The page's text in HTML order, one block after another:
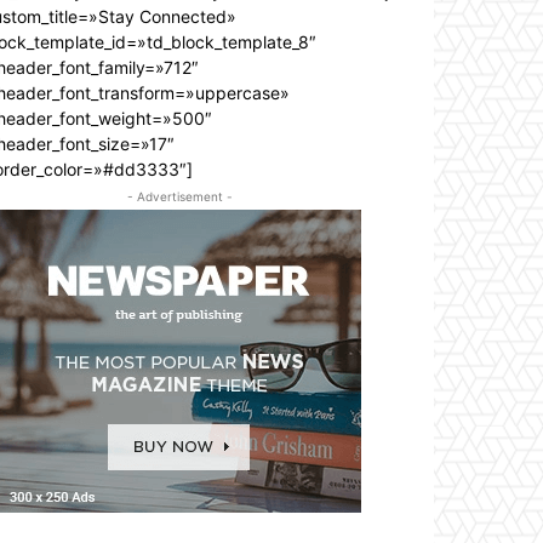
Connected»
- Advertisement -